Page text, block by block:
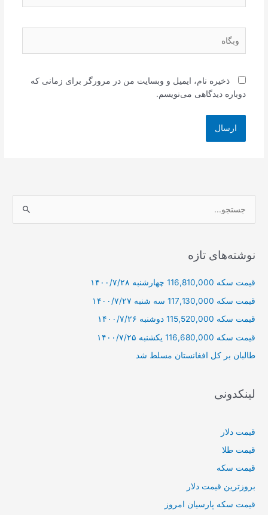
ذخیره نام، ایمیل و وبسایت من در مرورگر برای زمانی که
دوباره دیدگاهی می‌نویسم.
ب
ر
ا
نوشته‌های تازه
قیمت سکه 116,810,000 چهارشنبه ۱۴۰۰/۷/۲۸
قیمت سکه 117,130,000 سه شنبه ۱۴۰۰/۷/۲۷
قیمت سکه 115,520,000 دوشنبه ۱۴۰۰/۷/۲۶
قیمت سکه 116,680,000 یکشنبه ۱۴۰۰/۷/۲۵
طالبان بر كل افغانستان مسلط شد
لینکدونی
قیمت دلار
قیمت طلا
قیمت سکه
بروزترین قیمت دلار
قیمت سکه پارسیان امروز